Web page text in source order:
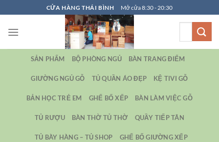
qua
nội
CỬA HÀNG THÁI BÌNH Mở cửa 8:30 - 20:30
SẢN PHẨM BỘ PHÒNG NGỦ BÀN TRANG ĐIỂM
GIƯỜNG NGỦ GỖ TỦ QUẦN ÁO ĐẸP KỆ TIVI GỖ
BẢN HỌC TRẺ EM GHẾ BỐ XẾP BÀN LÀM VIỆC GỖ
TỦ RƯỢU BÀN THỜ TỦ THỜ QUẦY TIẾP TÂN
TỦ BÀY HÀNG – TỦ SHOP GHẾ BỐ GIƯỜNG XẾP